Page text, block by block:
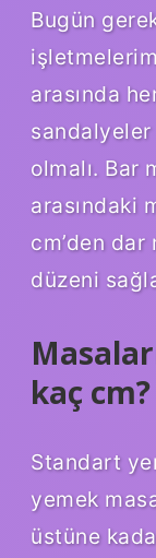
Bugün
arasında
sandalyeler
olmalı. Bar
arasındaki
cm’den
düzeni
kaç cm?
Standart
yemek
üstüne